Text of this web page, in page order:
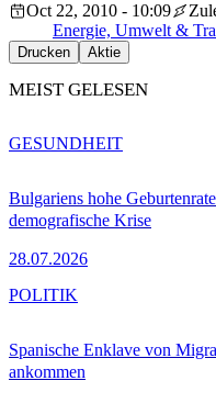
Oct 22, 2010 - 10:09
Energie, Umwelt &
Drucken Aktie
MEIST GELESEN
Bulgariens hohe
demografische Krise
28.07.2026
GESUNDHEIT
Spanische Enklave von
ankommen
POLITIK